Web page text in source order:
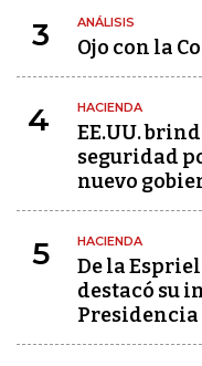
3 ANÁLISIS
Ojo con la
4 HACIENDA
EE.UU.
seguridad
nuevo
5 HACIENDA
De la
destacó su
Presidencia